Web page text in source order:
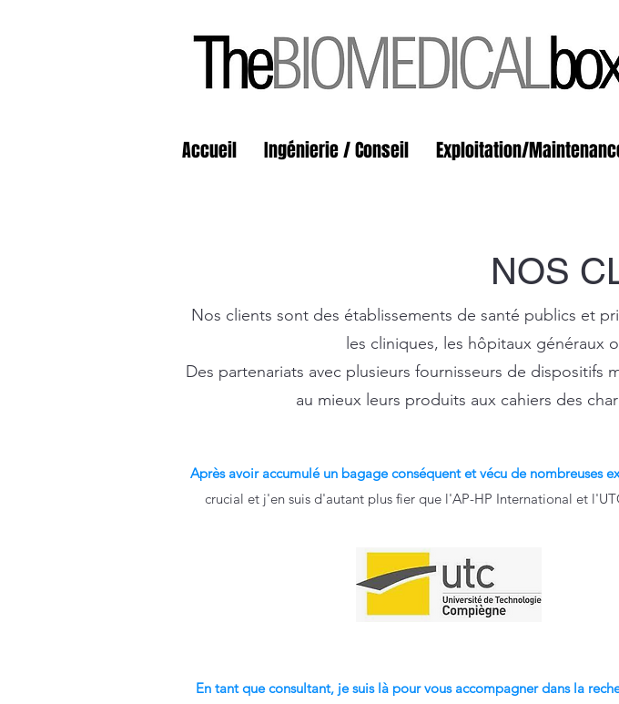
Accueil Ingénierie / Conseil Exploitation/
NOS
Nos clients sont des établissements de santé publics et
les cliniques, les hôpitaux généraux
Des partenariats avec plusieurs fournisseurs de
au mieux leurs produits aux cahiers des
Après avoir accumulé un bagage conséquent et vécu de nombreuses
crucial et j'en suis d'autant plus fier que l'AP-HP International et
En tant que consultant, je suis là pour vous accompagner dans la